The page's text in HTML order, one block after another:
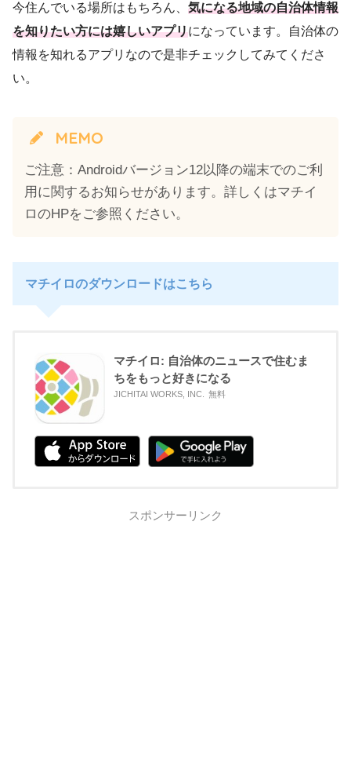
今住んでいる場所はもちろん、 気になる地域の自治体情報
を知りたい方には嬉しいアプリになっています。自治体の
情報を知れるアプリなので是非チェックしてみてくださ
い。
MEMO
ご注意：Androidバージョン12以降の端末でのご利
用に関するお知らせがあります。詳しくはマチイ
ロのHPをご参照ください。
マチイロのダウンロードはこちら
マチイロ: 自治体のニュースで住むま
ちをもっと好きになる
JICHITAI WORKS, INC. 無料
スポンサーリンク